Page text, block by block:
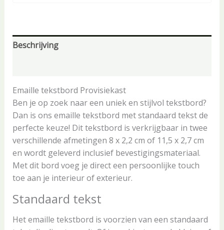
Beschrijving
Emaille tekstbord Provisiekast
Ben je op zoek naar een uniek en stijlvol tekstbord?
Dan is ons emaille tekstbord met standaard tekst de
perfecte keuze! Dit tekstbord is verkrijgbaar in twee
verschillende afmetingen 8 x 2,2 cm of 11,5 x 2,7 cm
en wordt geleverd inclusief bevestigingsmateriaal.
Met dit bord voeg je direct een persoonlijke touch
toe aan je interieur of exterieur.
Standaard tekst
Het emaille tekstbord is voorzien van een standaard